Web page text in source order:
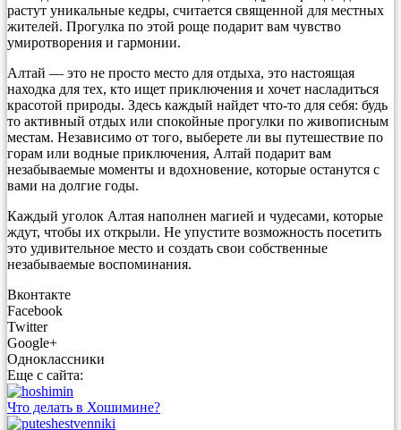
растут уникальные кедры, считается священной для местных
жителей. Прогулка по этой роще подарит вам чувство
умиротворения и гармонии.
Алтай — это не просто место для отдыха, это настоящая
находка для тех, кто ищет приключения и хочет насладиться
красотой природы. Здесь каждый найдет что-то для себя: будь
то активный отдых или спокойные прогулки по живописным
местам. Независимо от того, выберете ли вы путешествие по
горам или водные приключения, Алтай подарит вам
незабываемые моменты и вдохновение, которые останутся с
вами на долгие годы.
Каждый уголок Алтая наполнен магией и чудесами, которые
ждут, чтобы их открыли. Не упустите возможность посетить
это удивительное место и создать свои собственные
незабываемые воспоминания.
Вконтакте
Facebook
Twitter
Google+
Одноклассники
Еще с сайта:
Что делать в Хошимине?